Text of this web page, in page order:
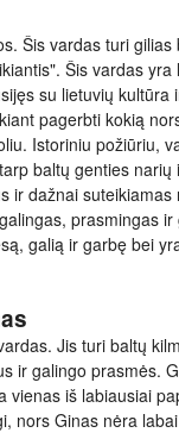
Šis vardas turi
Šis vardas
su lietuvių
pagerbti kokią
Istoriniu požiūriu,
baltų genties
ir dažnai
prasmingas
galią ir garbę bei
Jis turi baltų
ir galingo prasmės.
vienas iš labiausiai
nors Ginas nėra